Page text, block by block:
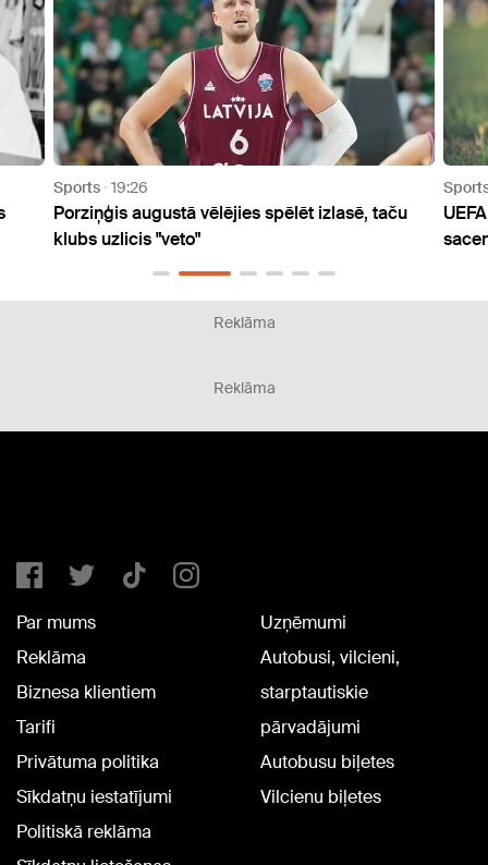
vēlējies spēlēt izlasē, taču
UEFA saglabā draudus
Reklāma
Reklāma
Par mums
Reklāma
Biznesa klientiem
Tarifi
Privātuma politika
Sīkdatņu iestatījumi
Politiskā reklāma
Uzņēmumi
Autobusi, vilcieni,
starptautiskie
pārvadājumi
Autobusu biļetes
Vilcienu biļetes